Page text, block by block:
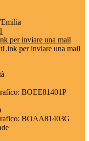
per inviare una mail
Link per inviare una mail
BOEE81401P
BOAA81403G